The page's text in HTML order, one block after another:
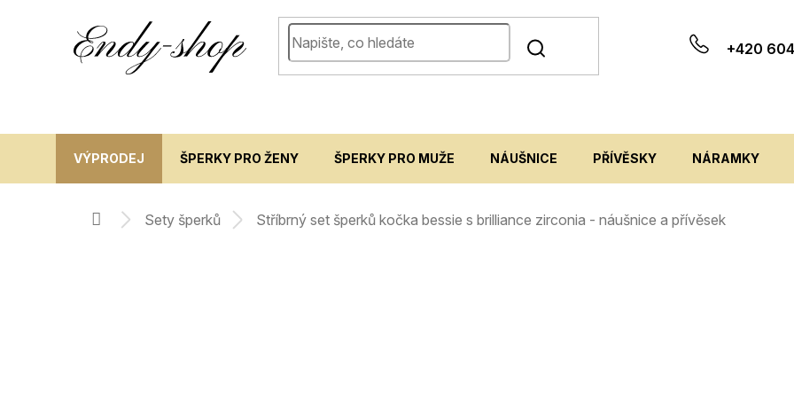
+420
VÝPRODEJ ŠPERKY PRO ŽENY ŠPERKY PRO MUŽE NÁUŠNICE PŘÍVĚSKY NÁRAMKY
domů sety šperků stříbrný set šperků kočka bessie s brilliance zirconia - náušnice a přívěsek